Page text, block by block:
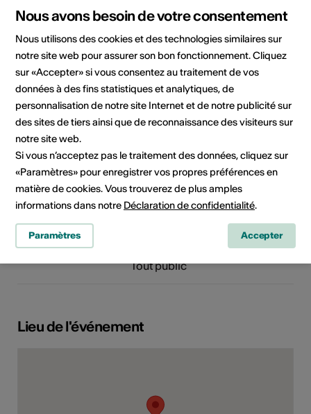
d'ouverture de
l'infrastructure
Organisateur
Théâtre du Dé
Espace de création et d'accueil
Rue principale 39
E-Mail
Site Internet
Domaine
Type d'événement
Tout public
Lieu de l'événement
Nous avons besoin de votre consentement
Nous utilisons des cookies et des technologies similaires sur
notre site web pour assurer son bon fonctionnement. Cliquez
sur «Accepter» si vous consentez au traitement de vos
données à des fins statistiques et analytiques, de
personnalisation de notre site Internet et de notre publicité sur
des sites de tiers ainsi que de reconnaissance des visiteurs sur
notre site web.
Si vous n’acceptez pas le traitement des données, cliquez sur
«Paramètres» pour enregistrer vos propres préférences en
matière de cookies. Vous trouverez de plus amples
informations dans notre Déclaration de confidentialité.
Paramètres Accepter